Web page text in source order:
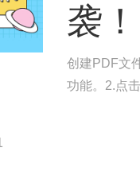
袭！
创建PDF文
功能。2.点